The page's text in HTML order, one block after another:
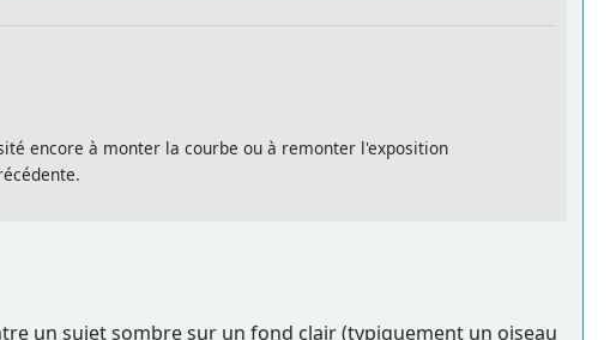
encore à monter la courbe ou à remonter l'exposition
un sujet sombre sur un fond clair (typiquement un oiseau